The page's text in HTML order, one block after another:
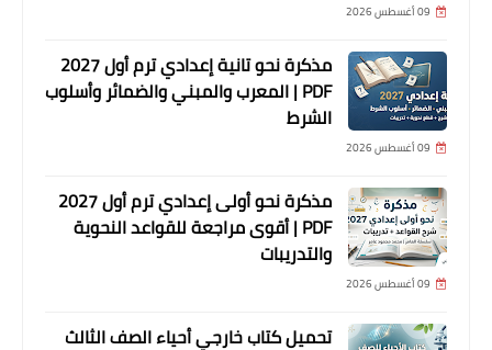
09 أغسطس 2026
مذكرة نحو تانية إعدادي ترم أول 2027
PDF | المعرب والمبني والضمائر وأسلوب
الشرط
09 أغسطس 2026
مذكرة نحو أولى إعدادي ترم أول 2027
PDF | أقوى مراجعة للقواعد النحوية
والتدريبات
09 أغسطس 2026
تحميل كتاب خارجي أحياء الصف الثالث